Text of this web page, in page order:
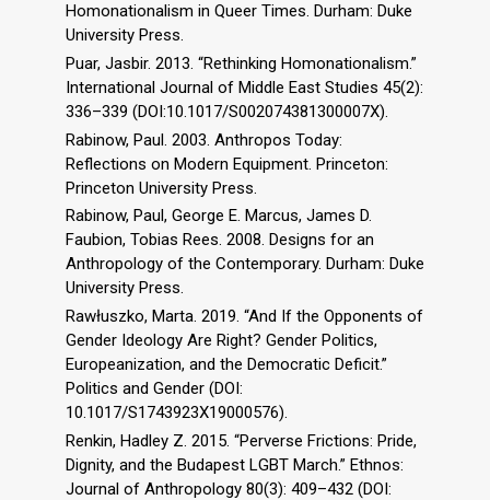
Homonationalism in Queer Times. Durham: Duke
University Press.
Puar, Jasbir. 2013. “Rethinking Homonationalism.”
International Journal of Middle East Studies 45(2):
336–339 (DOI:10.1017/S002074381300007X).
Rabinow, Paul. 2003. Anthropos Today:
Reflections on Modern Equipment. Princeton:
Princeton University Press.
Rabinow, Paul, George E. Marcus, James D.
Faubion, Tobias Rees. 2008. Designs for an
Anthropology of the Contemporary. Durham: Duke
University Press.
Rawłuszko, Marta. 2019. “And If the Opponents of
Gender Ideology Are Right? Gender Politics,
Europeanization, and the Democratic Deficit.”
Politics and Gender (DOI:
10.1017/S1743923X19000576).
Renkin, Hadley Z. 2015. “Perverse Frictions: Pride,
Dignity, and the Budapest LGBT March.” Ethnos:
Journal of Anthropology 80(3): 409–432 (DOI: